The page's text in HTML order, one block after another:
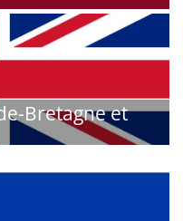
Bretagne et